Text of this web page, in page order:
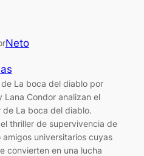
Neto
La boca del diablo por
Condor analizan el
La boca del diablo.
thriller de supervivencia de
universitarios cuyas
convierten en una lucha